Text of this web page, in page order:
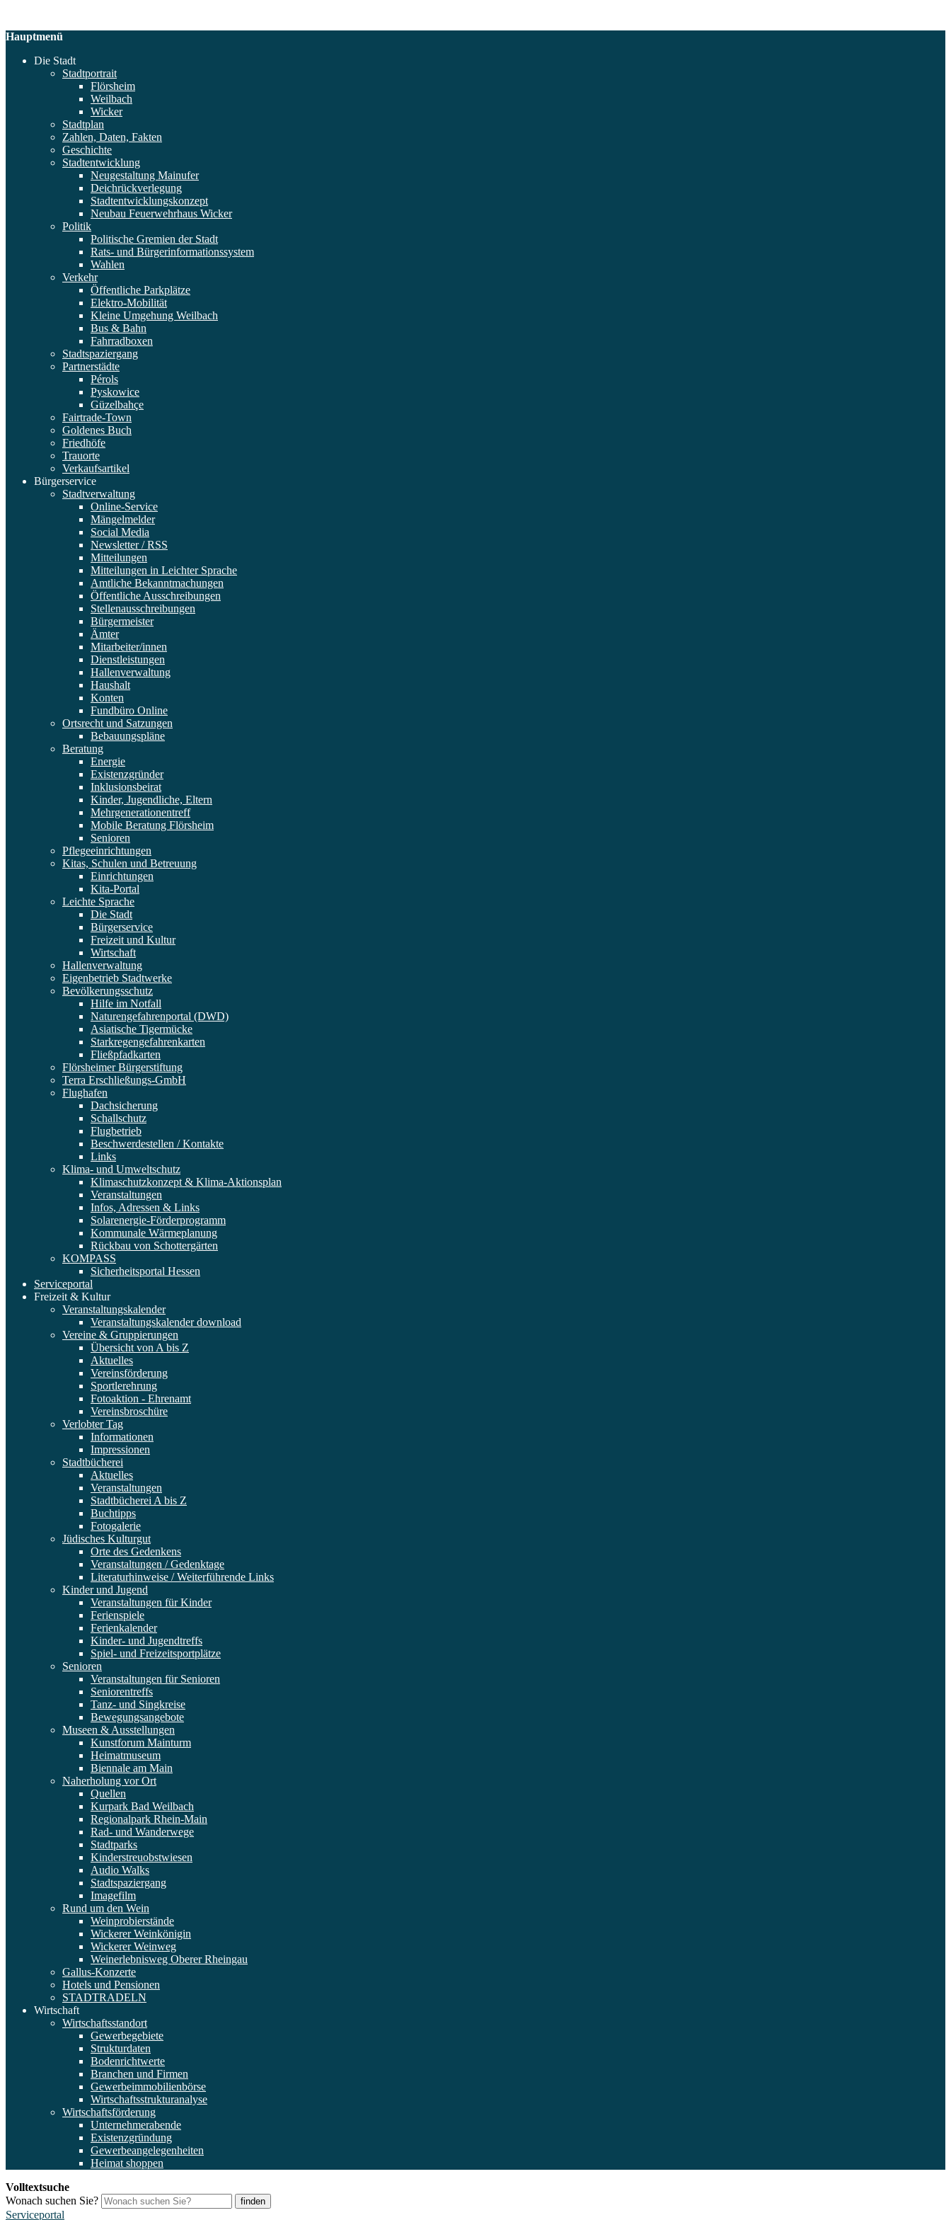
Hauptmenü
Die Stadt
Stadtportrait
Flörsheim
Weilbach
Wicker
Stadtplan
Zahlen, Daten, Fakten
Geschichte
Stadtentwicklung
Neugestaltung Mainufer
Deichrückverlegung
Stadtentwicklungskonzept
Neubau Feuerwehrhaus Wicker
Politik
Politische Gremien der Stadt
Rats- und Bürgerinformationssystem
Wahlen
Verkehr
Öffentliche Parkplätze
Elektro-Mobilität
Kleine Umgehung Weilbach
Bus & Bahn
Fahrradboxen
Stadtspaziergang
Partnerstädte
Pérols
Pyskowice
Güzelbahçe
Fairtrade-Town
Goldenes Buch
Friedhöfe
Trauorte
Verkaufsartikel
Bürgerservice
Stadtverwaltung
Online-Service
Mängelmelder
Social Media
Newsletter / RSS
Mitteilungen
Mitteilungen in Leichter Sprache
Amtliche Bekanntmachungen
Öffentliche Ausschreibungen
Stellenausschreibungen
Bürgermeister
Ämter
Mitarbeiter/innen
Dienstleistungen
Hallenverwaltung
Haushalt
Konten
Fundbüro Online
Ortsrecht und Satzungen
Bebauungspläne
Beratung
Energie
Existenzgründer
Inklusionsbeirat
Kinder, Jugendliche, Eltern
Mehrgenerationentreff
Mobile Beratung Flörsheim
Senioren
Pflegeeinrichtungen
Kitas, Schulen und Betreuung
Einrichtungen
Kita-Portal
Leichte Sprache
Die Stadt
Bürgerservice
Freizeit und Kultur
Wirtschaft
Hallenverwaltung
Eigenbetrieb Stadtwerke
Bevölkerungsschutz
Hilfe im Notfall
Naturengefahrenportal (DWD)
Asiatische Tigermücke
Starkregengefahrenkarten
Fließpfadkarten
Flörsheimer Bürgerstiftung
Terra Erschließungs-GmbH
Flughafen
Dachsicherung
Schallschutz
Flugbetrieb
Beschwerdestellen / Kontakte
Links
Klima- und Umweltschutz
Klimaschutzkonzept & Klima-Aktionsplan
Veranstaltungen
Infos, Adressen & Links
Solarenergie-Förderprogramm
Kommunale Wärmeplanung
Rückbau von Schottergärten
KOMPASS
Sicherheitsportal Hessen
Serviceportal
Freizeit & Kultur
Veranstaltungskalender
Veranstaltungskalender download
Vereine & Gruppierungen
Übersicht von A bis Z
Aktuelles
Vereinsförderung
Sportlerehrung
Fotoaktion - Ehrenamt
Vereinsbroschüre
Verlobter Tag
Informationen
Impressionen
Stadtbücherei
Aktuelles
Veranstaltungen
Stadtbücherei A bis Z
Buchtipps
Fotogalerie
Jüdisches Kulturgut
Orte des Gedenkens
Veranstaltungen / Gedenktage
Literaturhinweise / Weiterführende Links
Kinder und Jugend
Veranstaltungen für Kinder
Ferienspiele
Ferienkalender
Kinder- und Jugendtreffs
Spiel- und Freizeitsportplätze
Senioren
Veranstaltungen für Senioren
Seniorentreffs
Tanz- und Singkreise
Bewegungsangebote
Museen & Ausstellungen
Kunstforum Mainturm
Heimatmuseum
Biennale am Main
Naherholung vor Ort
Quellen
Kurpark Bad Weilbach
Regionalpark Rhein-Main
Rad- und Wanderwege
Stadtparks
Kinderstreuobstwiesen
Audio Walks
Stadtspaziergang
Imagefilm
Rund um den Wein
Weinprobierstände
Wickerer Weinkönigin
Wickerer Weinweg
Weinerlebnisweg Oberer Rheingau
Gallus-Konzerte
Hotels und Pensionen
STADTRADELN
Wirtschaft
Wirtschaftsstandort
Gewerbegebiete
Strukturdaten
Bodenrichtwerte
Branchen und Firmen
Gewerbeimmobilienbörse
Wirtschaftsstrukturanalyse
Wirtschaftsförderung
Unternehmerabende
Existenzgründung
Gewerbeangelegenheiten
Heimat shoppen
Volltextsuche
Wonach suchen Sie?
finden
Serviceportal